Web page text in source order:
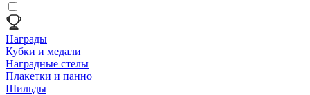
Награды
Кубки и медали
Наградные стелы
Плакетки и панно
Шильды